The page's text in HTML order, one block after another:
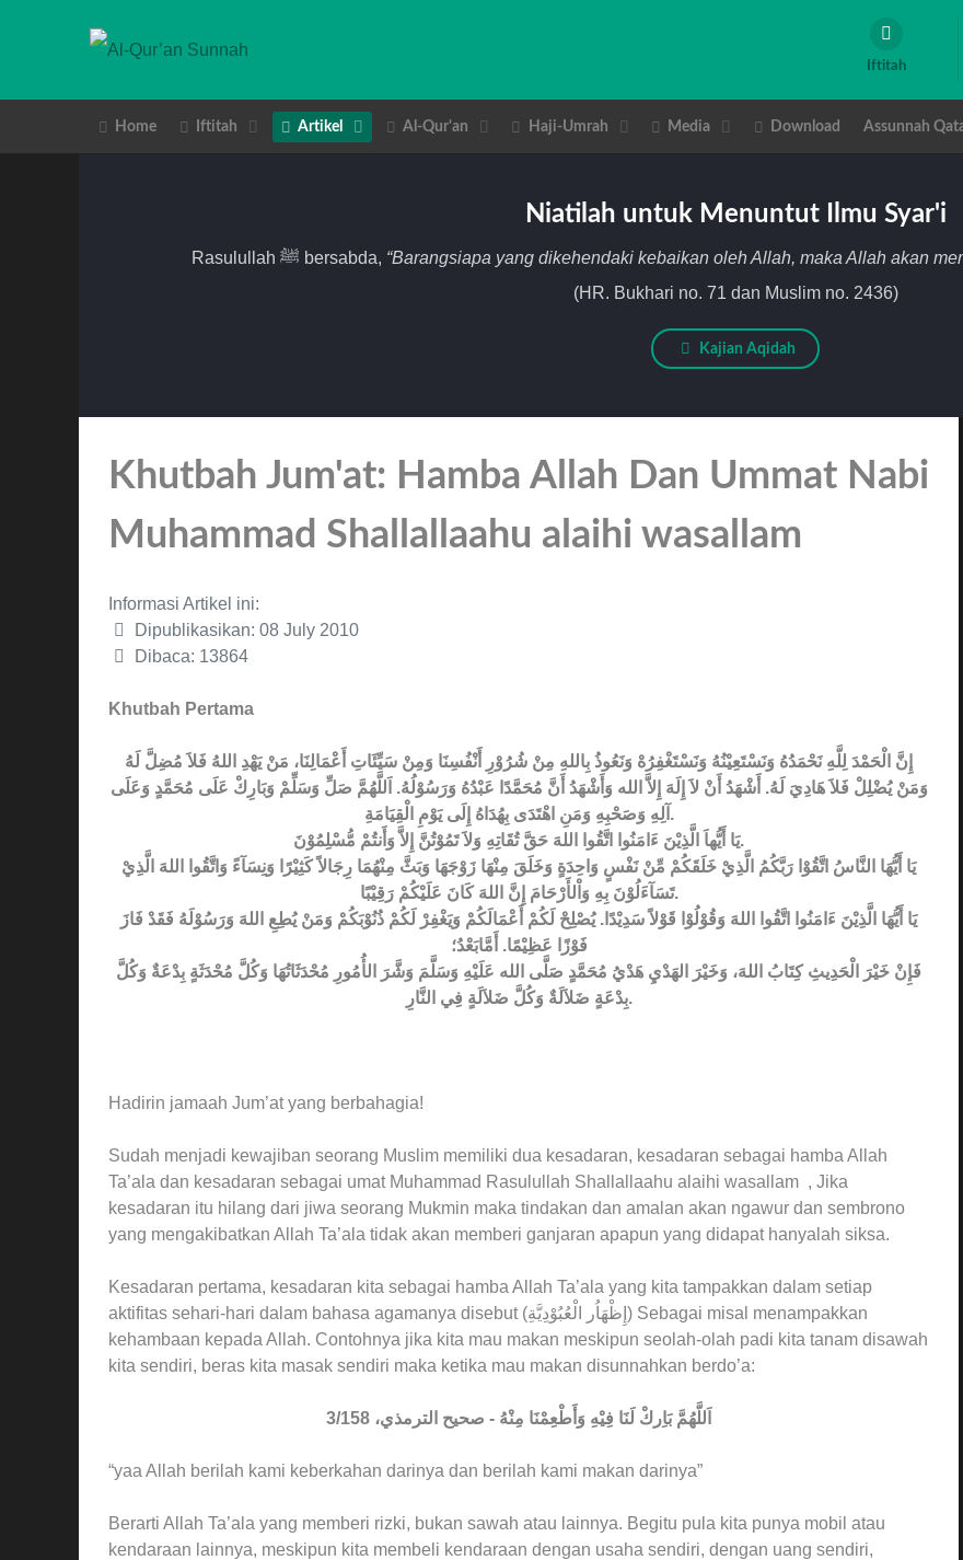
Iftitah
Home Iftitah Artikel Al-Qur'an Haji-Umrah Media Download Assunnah
Niatilah untuk Menuntut Ilmu Syar'i
Rasulullah ﷺ bersabda, “Barangsiapa yang dikehendaki kebaikan oleh Allah, maka Allah akan
(HR. Bukhari no. 71 dan Muslim no. 2436)
Kajian Aqidah
Khutbah Jum'at: Hamba Allah Dan Ummat Nabi
Muhammad Shallallaahu alaihi wasallam
Informasi Artikel ini:
Dipublikasikan: 08 July 2010
Dibaca: 13864
Khutbah Pertama
إِنَّ الْحَمْدَ لِلَّهِ نَحْمَدُهُ وَنَسْتَعِيْنُهُ وَنَسْتَغْفِرُهْ وَنَعُوذُ بِاللهِ مِنْ شُرُوْرِ أَنْفُسِنَا وَمِنْ سَيِّئَاتِ أَعْمَالِنَا، مَنْ يَهْدِ اللهُ فَلاَ مُضِلَّ لَهُ
وَمَنْ يُضْلِلْ فَلاَ هَادِيَ لَهُ. أَشْهَدُ أَنْ لاَ إِلَهَ إِلاَّ الله وَأَشْهَدُ أَنَّ مُحَمَّدًا عَبْدُهُ وَرَسُوْلُهُ. اَللَّهُمَّ صَلِّ وَسَلِّمْ وَبَارِكْ عَلَى مُحَمَّدٍ وَعَلَى
آلِهِ وَصَحْبِهِ وَمَنِ اهْتَدَى بِهُدَاهُ إِلَى يَوْمِ الْقِيَامَةِ.
يَا أَيُّهاَ الَّذِيْنَ ءَامَنُوا اتَّقُوا اللهَ حَقَّ تُقَاتِهِ وَلاَ تَمُوْتُنَّ إِلاَّ وَأَنتُمْ مُّسْلِمُوْنَ.
يَا أَيُّهَا النَّاسُ اتَّقُوْا رَبَّكُمُ الَّذِيْ خَلَقَكُمْ مِّنْ نَفْسٍ وَاحِدَةٍ وَخَلَقَ مِنْهَا زَوْجَهَا وَبَثَّ مِنْهُمَا رِجَالاً كَثِيْرًا وَنِسَآءً وَاتَّقُوا اللهَ الَّذِيْ
تَسَآءَلُوْنَ بِهِ وَاْلأَرْحَامَ إِنَّ اللهَ كَانَ عَلَيْكُمْ رَقِيْبًا.
يَا أَيُّهَا الَّذِيْنَ ءَامَنُوا اتَّقُوا اللهَ وَقُوْلُوْا قَوْلاً سَدِيْدًا. يُصْلِحْ لَكُمْ أَعْمَالَكُمْ وَيَغْفِرْ لَكُمْ ذُنُوْبَكُمْ وَمَنْ يُطِعِ اللهَ وَرَسُوْلَهُ فَقَدْ فَازَ
فَوْزًا عَظِيْمًا. أَمَّابَعْدُ؛
فَإِنْ خَيْرَ الْحَدِيثِ كِتَابُ اللهَ، وَخَيْرَ الهَدْيِ هَدْيُ مُحَمَّدٍ صَلَّى الله عَلَيْهِ وَسَلَّمَ وَشَّرَ الأُمُورِ مُحْدَثَاتُهَا وَكُلَّ مُحْدَثَةٍ بِدْعَةٌ وَكُلَّ
بِدْعَةٍ ضَلاَلَةٌ وَكُلَّ ضَلاَلَةٍ فِي النَّارِ.
Hadirin jamaah Jum’at yang berbahagia!
Sudah menjadi kewajiban seorang Muslim memiliki dua kesadaran, kesadaran sebagai hamba Allah
Ta’ala dan kesadaran sebagai umat Muhammad Rasulullah Shallallaahu alaihi wasallam , Jika
kesadaran itu hilang dari jiwa seorang Mukmin maka tindakan dan amalan akan ngawur dan sembrono
yang mengakibatkan Allah Ta’ala tidak akan memberi ganjaran apapun yang didapat hanyalah siksa.
Kesadaran pertama, kesadaran kita sebagai hamba Allah Ta’ala yang kita tampakkan dalam setiap
aktifitas sehari-hari dalam bahasa agamanya disebut (إِظْهَاُر الْعُبُوْدِيَّةِ) Sebagai misal menampakkan
kehambaan kepada Allah. Contohnya jika kita mau makan meskipun seolah-olah padi kita tanam disawah
kita sendiri, beras kita masak sendiri maka ketika mau makan disunnahkan berdo’a:
اَللَّهُمَّ بَاِركْ لَنَا فِيْهِ وَأَطْعِمْنَا مِنْهُ - صحيح الترمذي، 3/158
“yaa Allah berilah kami keberkahan darinya dan berilah kami makan darinya”
Berarti Allah Ta’ala yang memberi rizki, bukan sawah atau lainnya. Begitu pula kita punya mobil atau
kendaraan lainnya, meskipun kita membeli kendaraan dengan usaha sendiri, dengan uang sendiri,